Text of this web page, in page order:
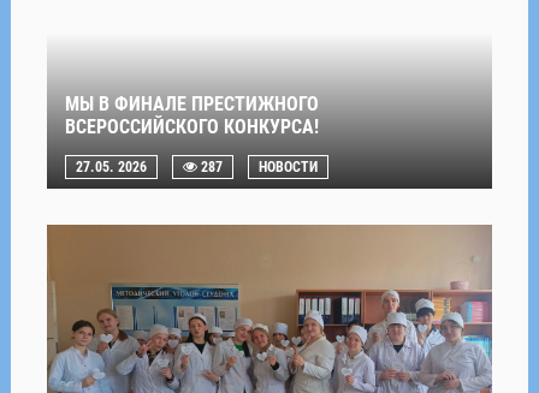
МЫ В ФИНАЛЕ ПРЕСТИЖНОГО
ВСЕРОССИЙСКОГО КОНКУРСА!
27.05. 2026 287 НОВОСТИ